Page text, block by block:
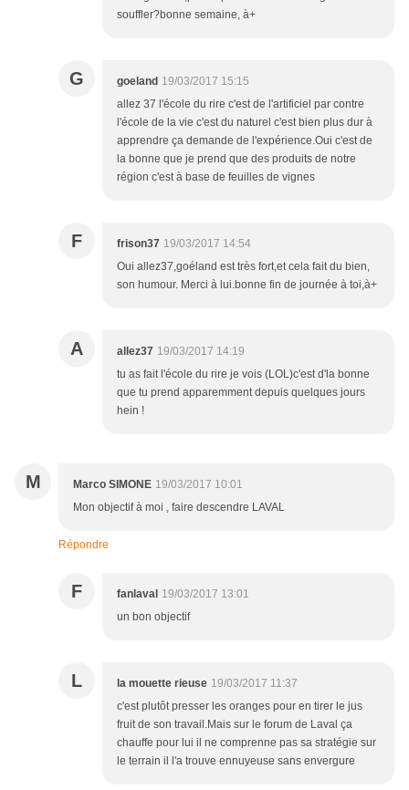
souffler?bonne semaine, à+
G goeland 19/03/2017 15:15
allez 37 l'école du rire c'est de l'artificiel par contre
l'école de la vie c'est du naturel c'est bien plus dur à
apprendre ça demande de l'expérience.Oui c'est de
la bonne que je prend que des produits de notre
région c'est à base de feuilles de vignes
F frison37 19/03/2017 14:54
Oui allez37,goéland est très fort,et cela fait du bien,
son humour. Merci à lui.bonne fin de journée à toi,à+
A allez37 19/03/2017 14:19
tu as fait l'école du rire je vois (LOL)c'est d'la bonne
que tu prend apparemment depuis quelques jours
hein !
M Marco SIMONE 19/03/2017 10:01
Mon objectif à moi , faire descendre LAVAL
Répondre
F fanlaval 19/03/2017 13:01
un bon objectif
L la mouette rieuse 19/03/2017 11:37
c'est plutôt presser les oranges pour en tirer le jus
fruit de son travail.Mais sur le forum de Laval ça
chauffe pour lui il ne comprenne pas sa stratégie sur
le terrain il l'a trouve ennuyeuse sans envergure